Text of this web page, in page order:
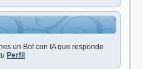
un Bot con IA que responde
Perfil